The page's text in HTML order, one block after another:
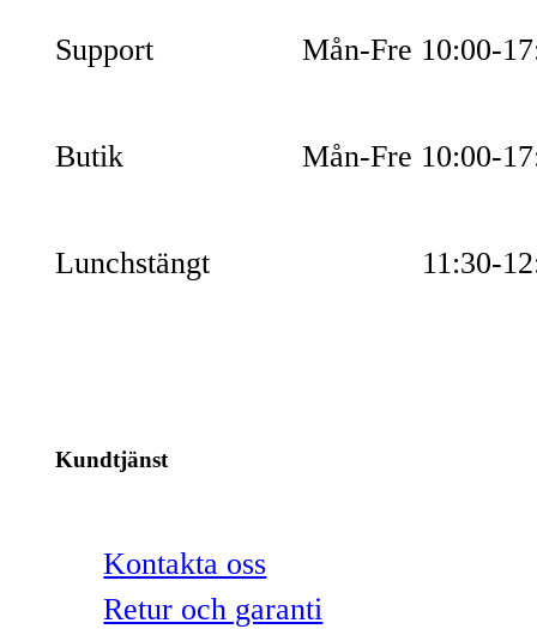
Support Mån-Fre 10:00-
Butik Mån-Fre 10:00-
Lunchstängt 11:30-
Kundtjänst
Kontakta oss
Retur och garanti